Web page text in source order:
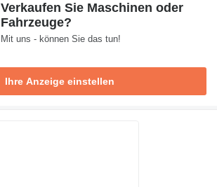
Verkaufen Sie Maschinen oder
Fahrzeuge?
Mit uns - können Sie das tun!
Ihre Anzeige einstellen